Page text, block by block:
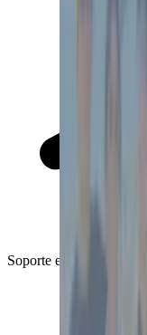
Soporte en español